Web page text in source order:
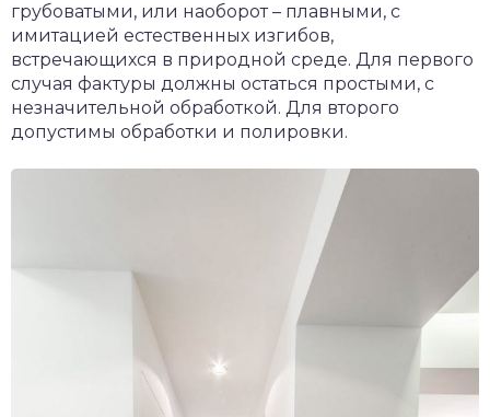
грубоватыми, или наоборот – плавными, с
имитацией естественных изгибов,
встречающихся в природной среде. Для первого
случая фактуры должны остаться простыми, с
незначительной обработкой. Для второго
допустимы обработки и полировки.